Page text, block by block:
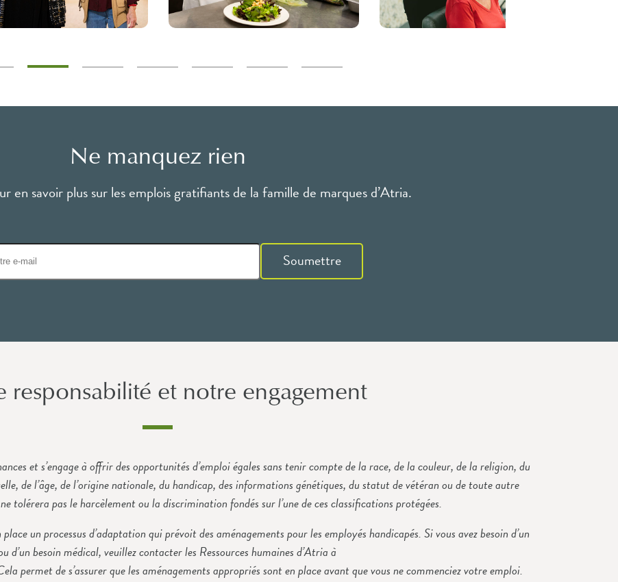
Ne manquez rien
en savoir plus sur les emplois gratifiants de la famille de marques d’Atria.
Soumettre
responsabilité et notre engagement
et s’engage à offrir des opportunités d’emploi égales sans tenir compte de la race, de la couleur, de la religion, du
de l’âge, de l’origine nationale, du handicap, des informations génétiques, du statut de vétéran ou de toute autre
tolérera pas le harcèlement ou la discrimination fondés sur l’une de ces classifications protégées.
un processus d’adaptation qui prévoit des aménagements pour les employés handicapés. Si vous avez besoin d’un
d’un besoin médical, veuillez contacter les Ressources humaines d’Atria à
permet de s’assurer que les aménagements appropriés sont en place avant que vous ne commenciez votre emploi.